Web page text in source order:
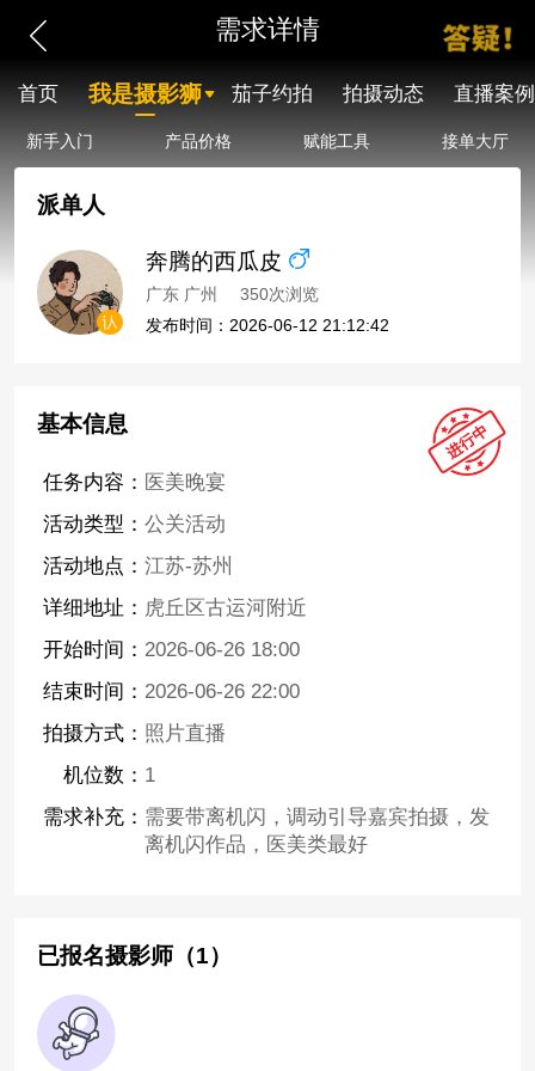
需求详情
首页 我是摄影狮 茄子约拍 拍摄动态 直播案例
新手入门 产品价格 赋能工具 接单大厅
派单人
奔腾的西瓜皮
广东 广州
350次浏览
发布时间：2026-06-12 21:12:42
基本信息
任务内容： 医美晚宴
活动类型： 公关活动
活动地点： 江苏-苏州
详细地址： 虎丘区古运河附近
开始时间： 2026-06-26 18:00
结束时间： 2026-06-26 22:00
拍摄方式： 照片直播
机位数： 1
需求补充： 需要带离机闪，调动引导嘉宾拍摄，发
离机闪作品，医美类最好
已报名摄影师（1）